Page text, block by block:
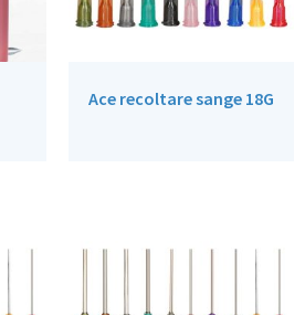
Ace recoltare sange 18G